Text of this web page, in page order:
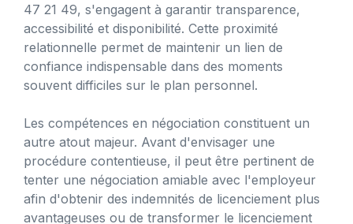
47 21 49, s'engagent à garantir transparence,
accessibilité et disponibilité. Cette proximité
relationnelle permet de maintenir un lien de
confiance indispensable dans des moments
souvent difficiles sur le plan personnel.
Les compétences en négociation constituent un
autre atout majeur. Avant d'envisager une
procédure contentieuse, il peut être pertinent de
tenter une négociation amiable avec l'employeur
afin d'obtenir des indemnités de licenciement plus
avantageuses ou de transformer le licenciement